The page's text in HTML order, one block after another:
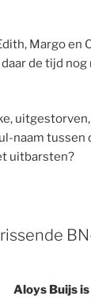
Margo en
de tijd
naam tussen
uitbarsten?
Aloys Buijs